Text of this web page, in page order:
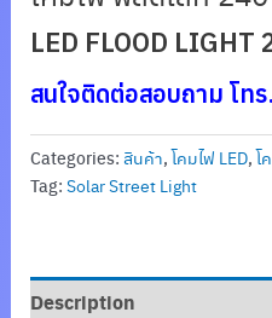
LED FLOOD LIGHT
สนใจติดต่อสอบถาม โท
Categories: สินค้า,โคมไฟ LED,โ
Tag: Solar Street Light
Description